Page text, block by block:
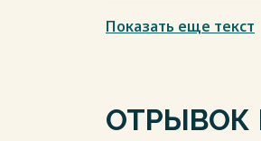
создание
интересов людей, не
Показать еще текст
ОТРЫВОК